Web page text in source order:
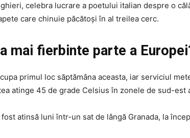
celebra lucrare a poetului italian despre o
care chinuie păcătoși în al treilea cerc.
mai fierbinte parte a
primul loc săptămâna aceasta, iar serviciul
atinge 45 de grade Celsius în zonele de sud-est
atinsă luni într-un sat de lângă Granada, la